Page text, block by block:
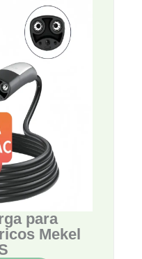
para
Mekel